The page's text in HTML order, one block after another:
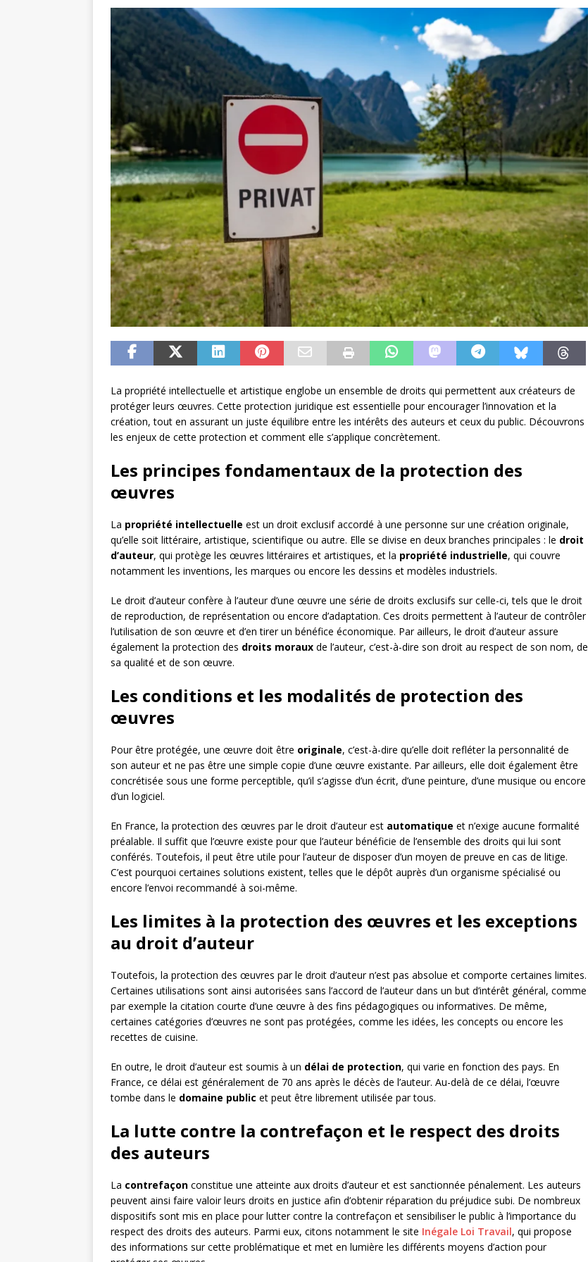
La propriété intellectuelle et artistique englobe un ensemble de droits qui permettent aux créateurs de
protéger leurs œuvres. Cette protection juridique est essentielle pour encourager l’innovation et la
création, tout en assurant un juste équilibre entre les intérêts des auteurs et ceux du public. Découvrons
les enjeux de cette protection et comment elle s’applique concrètement.
Les principes fondamentaux de la protection des
œuvres
La propriété intellectuelle est un droit exclusif accordé à une personne sur une création originale,
qu’elle soit littéraire, artistique, scientifique ou autre. Elle se divise en deux branches principales : le droit
d’auteur, qui protège les œuvres littéraires et artistiques, et la propriété industrielle, qui couvre
notamment les inventions, les marques ou encore les dessins et modèles industriels.
Le droit d’auteur confère à l’auteur d’une œuvre une série de droits exclusifs sur celle-ci, tels que le droit
de reproduction, de représentation ou encore d’adaptation. Ces droits permettent à l’auteur de contrôler
l’utilisation de son œuvre et d’en tirer un bénéfice économique. Par ailleurs, le droit d’auteur assure
également la protection des droits moraux de l’auteur, c’est-à-dire son droit au respect de son nom, de
sa qualité et de son œuvre.
Les conditions et les modalités de protection des
œuvres
Pour être protégée, une œuvre doit être originale, c’est-à-dire qu’elle doit refléter la personnalité de
son auteur et ne pas être une simple copie d’une œuvre existante. Par ailleurs, elle doit également être
concrétisée sous une forme perceptible, qu’il s’agisse d’un écrit, d’une peinture, d’une musique ou encore
d’un logiciel.
En France, la protection des œuvres par le droit d’auteur est automatique et n’exige aucune formalité
préalable. Il suffit que l’œuvre existe pour que l’auteur bénéficie de l’ensemble des droits qui lui sont
conférés. Toutefois, il peut être utile pour l’auteur de disposer d’un moyen de preuve en cas de litige.
C’est pourquoi certaines solutions existent, telles que le dépôt auprès d’un organisme spécialisé ou
encore l’envoi recommandé à soi-même.
Les limites à la protection des œuvres et les exceptions
au droit d’auteur
Toutefois, la protection des œuvres par le droit d’auteur n’est pas absolue et comporte certaines limites.
Certaines utilisations sont ainsi autorisées sans l’accord de l’auteur dans un but d’intérêt général, comme
par exemple la citation courte d’une œuvre à des fins pédagogiques ou informatives. De même,
certaines catégories d’œuvres ne sont pas protégées, comme les idées, les concepts ou encore les
recettes de cuisine.
En outre, le droit d’auteur est soumis à un délai de protection, qui varie en fonction des pays. En
France, ce délai est généralement de 70 ans après le décès de l’auteur. Au-delà de ce délai, l’œuvre
tombe dans le domaine public et peut être librement utilisée par tous.
La lutte contre la contrefaçon et le respect des droits
des auteurs
La contrefaçon constitue une atteinte aux droits d’auteur et est sanctionnée pénalement. Les auteurs
peuvent ainsi faire valoir leurs droits en justice afin d’obtenir réparation du préjudice subi. De nombreux
dispositifs sont mis en place pour lutter contre la contrefaçon et sensibiliser le public à l’importance du
respect des droits des auteurs. Parmi eux, citons notamment le site Inégale Loi Travail, qui propose
des informations sur cette problématique et met en lumière les différents moyens d’action pour